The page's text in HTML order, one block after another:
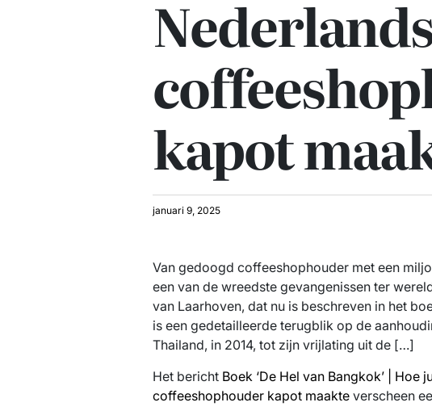
kapot
januari 9, 2025
Van gedoogd coffeeshophouder met een
een van de wreedste gevangenissen ter
van Laarhoven, dat nu is beschreven in het
is een gedetailleerde terugblik op de
Thailand, in 2014, tot zijn vrijlating uit de […]
Het bericht Boek ‘De Hel van Bangkok’ | Hoe
coffeeshophouder kapot maakteverscheen